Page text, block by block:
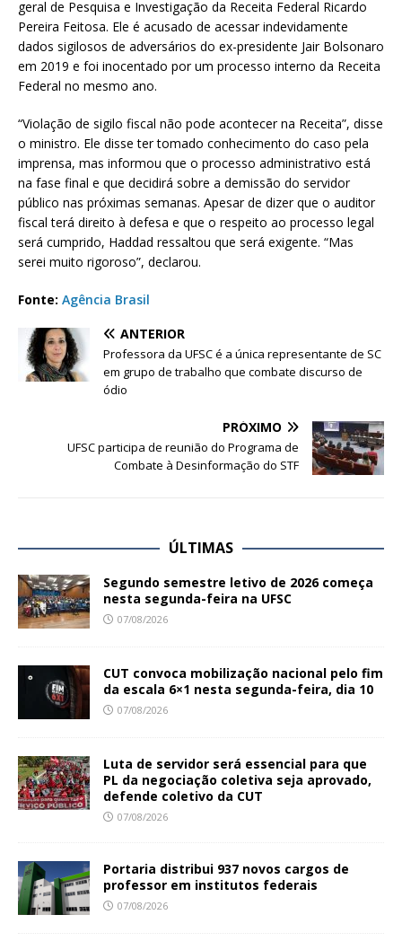
geral de Pesquisa e Investigação da Receita Federal Ricardo
Pereira Feitosa. Ele é acusado de acessar indevidamente
dados sigilosos de adversários do ex-presidente Jair Bolsonaro
em 2019 e foi inocentado por um processo interno da Receita
Federal no mesmo ano.
“Violação de sigilo fiscal não pode acontecer na Receita”, disse
o ministro. Ele disse ter tomado conhecimento do caso pela
imprensa, mas informou que o processo administrativo está
na fase final e que decidirá sobre a demissão do servidor
público nas próximas semanas. Apesar de dizer que o auditor
fiscal terá direito à defesa e que o respeito ao processo legal
será cumprido, Haddad ressaltou que será exigente. “Mas
serei muito rigoroso”, declarou.
Fonte: Agência Brasil
ANTERIOR
Professora da UFSC é a única representante de SC
em grupo de trabalho que combate discurso de
ódio
PRÓXIMO
UFSC participa de reunião do Programa de
Combate à Desinformação do STF
ÚLTIMAS
Segundo semestre letivo de 2026 começa
nesta segunda-feira na UFSC
07/08/2026
CUT convoca mobilização nacional pelo fim
da escala 6×1 nesta segunda-feira, dia 10
07/08/2026
Luta de servidor será essencial para que
PL da negociação coletiva seja aprovado,
defende coletivo da CUT
07/08/2026
Portaria distribui 937 novos cargos de
professor em institutos federais
07/08/2026